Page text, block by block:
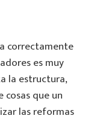
correctamente
es muy
la estructura,
que un
las reformas